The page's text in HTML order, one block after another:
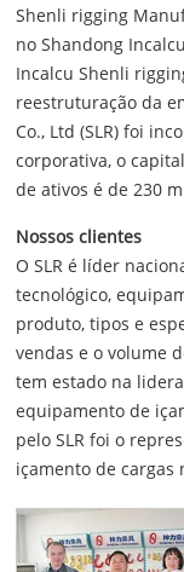
Shenli rigging
no Shandong
Incalcu Shenli
reestruturação da
Co., Ltd (SLR) foi
corporativa, o
de ativos é de 230
Nossos clientes
O SLR é líder
tecnológico,
produto, tipos e
vendas e o volume
tem estado na
equipamento de
pelo SLR foi o
içamento de cargas